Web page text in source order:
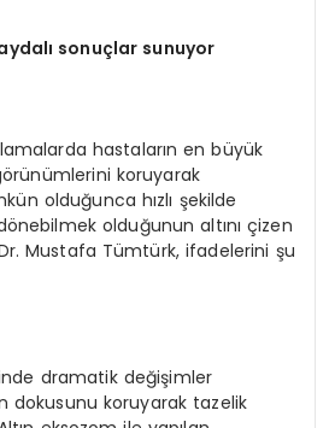
sonuçlar sunuyor
hastaların en büyük
koruyarak
olduğunca hızlı şekilde
olduğunun altını çizen
Mustafa Tümtürk, ifadelerini şu
dramatik değişimler
dokusunu koruyarak tazelik